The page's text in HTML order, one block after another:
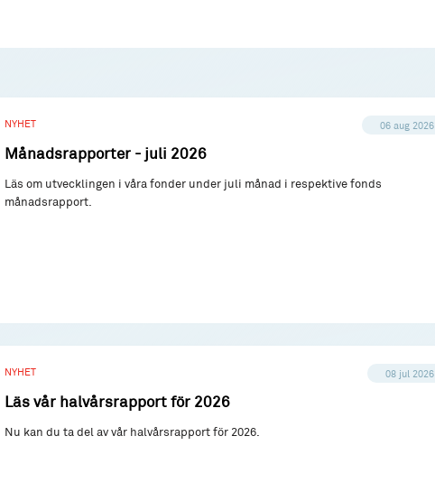
NYHET 06 aug 2026
Månadsrapporter - juli 2026
Läs om utvecklingen i våra fonder under juli månad i respektive fonds
månadsrapport.
NYHET 08 jul 2026
Läs vår halvårsrapport för 2026
Nu kan du ta del av vår halvårsrapport för 2026.